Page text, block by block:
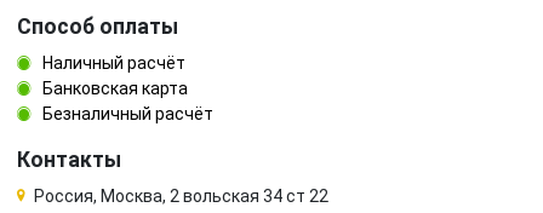
Способ оплаты
Наличный расчёт
Банковская карта
Безналичный расчёт
Контакты
Россия, Москва, 2 вольская 34 ст 22